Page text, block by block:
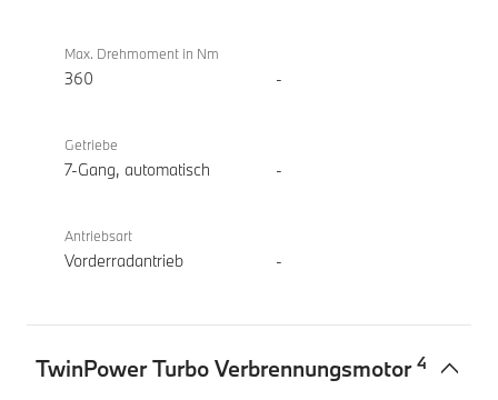
Max. Drehmoment in Nm
360 -
Getriebe
7-Gang, automatisch -
Antriebsart
Vorderradantrieb -
TwinPower Turbo Verbrennungsmotor 4